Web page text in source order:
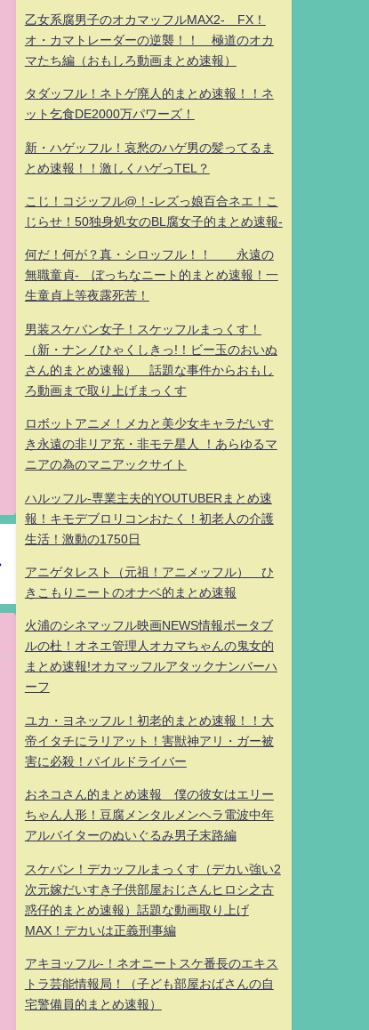
乙女系腐男子のオカマッフルMAX2- FX！
オ・カマトレーダーの逆襲！！ 極道のオカ
マたち編（おもしろ動画まとめ速報）
タダッフル！ネトゲ廃人的まとめ速報！！ネ
ット乞食DE2000万パワーズ！
新・ハゲッフル！哀愁のハゲ男の髪ってるま
とめ速報！！激しくハゲっTEL？
こじ！コジッフル@！-レズっ娘百合ネエ！こ
じらせ！50独身処女のBL腐女子的まとめ速報-
何だ！何が？真・シロッフル！！ 永遠の
無職童貞- ぼっちなニート的まとめ速報！一
生童貞上等夜露死苦！
男装スケバン女子！スケッフルまっくす！
（新・ナンノひゃくしきっ!！ビー玉のおいぬ
さん的まとめ速報） 話題な事件からおもし
ろ動画まで取り上げまっくす
ロボットアニメ！メカと美少女キャラだいす
き永遠の非リア充・非モテ星人 ！あらゆるマ
ニアの為のマニアックサイト
ハルッフル-専業主夫的YOUTUBERまとめ速
報！キモデブロリコンおたく！初老人の介護
生活！激動の1750日
アニゲタレスト（元祖！アニメッフル） ひ
きこもりニートのオナベ的まとめ速報
火浦のシネマッフル映画NEWS情報ポータブ
ルの杜！オネエ管理人オカマちゃんの鬼女的
まとめ速報!オカマッフルアタックナンバーハ
ーフ
ユカ・ヨネッフル！初老的まとめ速報！！大
帝イタチにラリアット！害獣神アリ・ガー被
害に必殺！パイルドライバー
おネコさん的まとめ速報 僕の彼女はエリー
ちゃん人形！豆腐メンタルメンヘラ電波中年
アルバイターのぬいぐるみ男子末路編
スケバン！デカッフルまっくす（デカい強い2
次元嫁だいすき子供部屋おじさんヒロシ之古
惑仔的まとめ速報）話題な動画取り上げ
MAX！デカいは正義刑事編
アキヨッフル-！ネオニートスケ番長のエキス
トラ芸能情報局！（子ども部屋おばさんの自
宅警備員的まとめ速報）